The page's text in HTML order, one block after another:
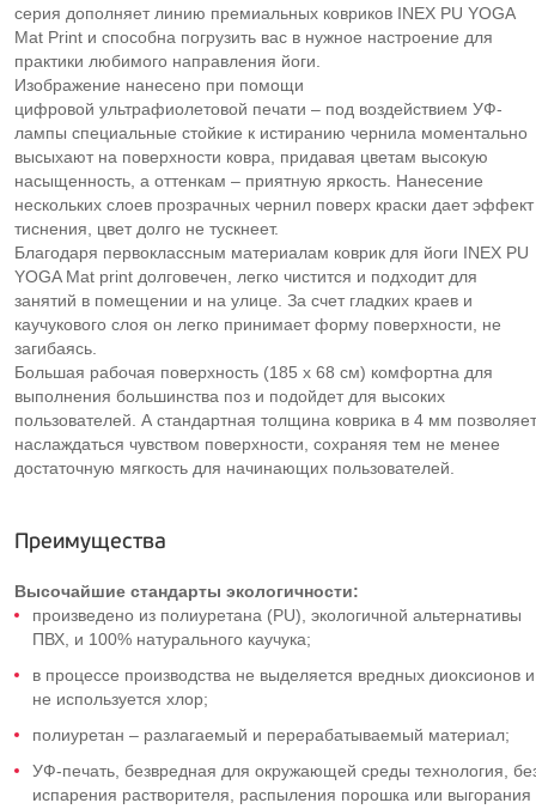
серия дополняет линию премиальных ковриков INEX PU YOGA
Mat Print и способна погрузить вас в нужное настроение для
практики любимого направления йоги.
Изображение нанесено при помощи
цифровой ультрафиолетовой печати – под воздействием УФ-
лампы специальные стойкие к истиранию чернила моментально
высыхают на поверхности ковра, придавая цветам высокую
насыщенность, а оттенкам – приятную яркость. Нанесение
нескольких слоев прозрачных чернил поверх краски дает эффект
тиснения, цвет долго не тускнеет.
Благодаря первоклассным материалам коврик для йоги INEX PU
YOGA Mat print долговечен, легко чистится и подходит для
занятий в помещении и на улице. За счет гладких краев и
каучукового слоя он легко принимает форму поверхности, не
загибаясь.
Большая рабочая поверхность (185 х 68 см) комфортна для
выполнения большинства поз и подойдет для высоких
пользователей. А стандартная толщина коврика в 4 мм позволяет
наслаждаться чувством поверхности, сохраняя тем не менее
достаточную мягкость для начинающих пользователей.
Преимущества
Высочайшие стандарты экологичности:
произведено из полиуретана (PU), экологичной альтернативы
ПВХ, и 100% натурального каучука;
в процессе производства не выделяется вредных диоксионов и
не используется хлор;
полиуретан – разлагаемый и перерабатываемый материал;
УФ-печать, безвредная для окружающей среды технология,
испарения растворителя, распыления порошка или выгорания